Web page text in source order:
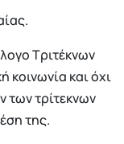
Τριτέκνων
κοινωνία και όχι
των τρίτεκνων
της.